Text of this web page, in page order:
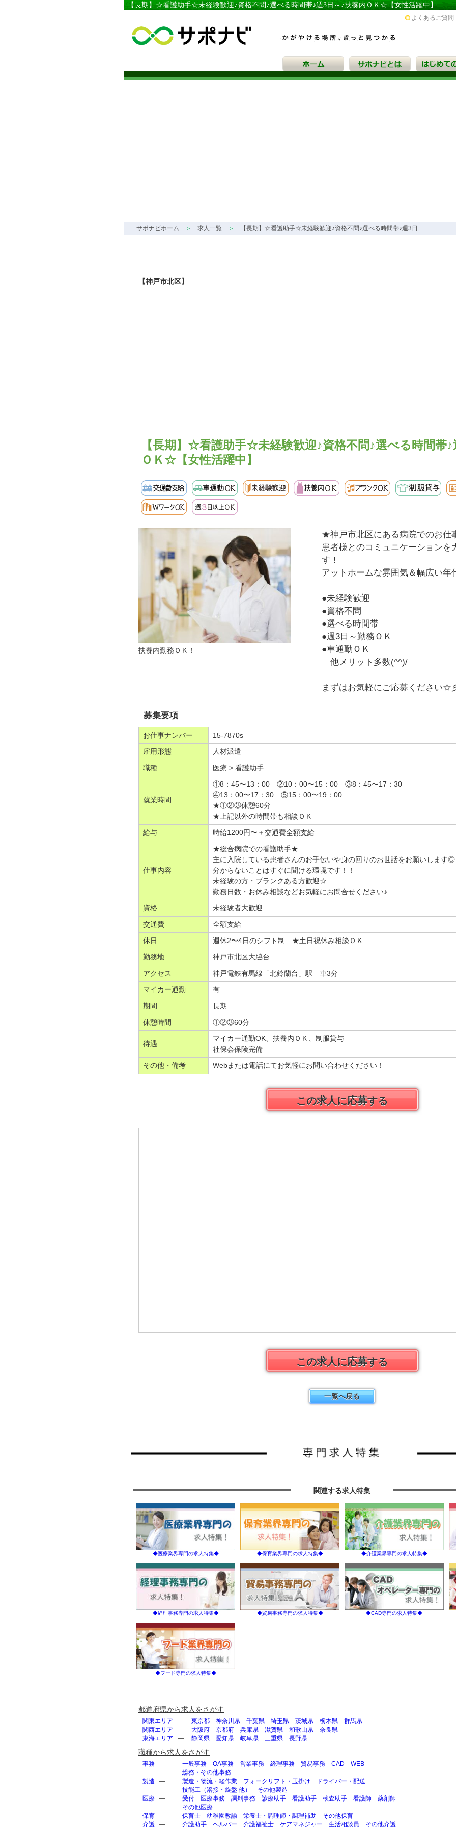
【長期】☆看護助手☆未経験歓迎♪資格不問♪選べる時間帯♪週3日～♪扶養内ＯＫ☆【女性活躍中】
よくあるご質問
サポナビホーム 求人一覧 【長期】☆看護助手☆未経験歓迎♪資格不問♪選べる時間帯♪週3日…
【神戸市北区】
【長期】☆看護助手☆未経験歓迎♪資格不問♪選べる時間帯
ＯＫ☆【女性活躍中】
扶養内勤務ＯＫ！
★神戸市北区にある病院でのお
患者様とのコミュニケーションを
す！
アットホームな雰囲気＆幅広い年
●未経験歓迎
●資格不問
●選べる時間帯
●週3日～勤務ＯＫ
●車通勤ＯＫ
他メリット多数(^^)/
まずはお気軽にご応募ください☆
募集要項
お仕事ナンバー
15-7870s
雇用形態
人材派遣
職種
医療 > 看護助手
就業時間
①8：45〜13：00 ②10：00〜15：00 ③8：45〜17：30
④13：00〜17：30 ⑤15：00〜19：00
★①②③休憩60分
★上記以外の時間帯も相談ＯＫ
給与
時給1200円〜＋交通費全額支給
仕事内容
★総合病院での看護助手★
主に入院している患者さんのお手伝いや身の回りのお世話をお願いします◎
分からないことはすぐに聞ける環境です！！
未経験の方・ブランクある方歓迎☆
勤務日数・お休み相談などお気軽にお問合せください♪
資格
未経験者大歓迎
交通費
全額支給
休日
週休2〜4日のシフト制 ★土日祝休み相談ＯＫ
勤務地
神戸市北区大脇台
アクセス
神戸電鉄有馬線「北鈴蘭台」駅 車3分
マイカー通勤
有
期間
長期
休憩時間
①②③60分
待遇
マイカー通勤OK、扶養内ＯＫ、制服貸与
社保会保険完備
その他・備考
Webまたは電話にてお気軽にお問い合わせください！
この求人に応募する
この求人に応募する
一覧へ戻る
関連する求人特集
◆医療業界専門の求人特集◆ ◆保育業界専門の求人特集◆ ◆介護業界専門の求人特集◆
◆経理事務専門の求人特集◆ ◆貿易事務専門の求人特集◆ ◆CAD専門の求人特集◆
◆フード専門の求人特集◆
都道府県から求人をさがす
関東エリア — 東京都 神奈川県 千葉県 埼玉県 茨城県 栃木県
群馬県
関西エリア — 大阪府 京都府 兵庫県 滋賀県 和歌山県
奈良県
東海エリア — 静岡県 愛知県 岐阜県 三重県 長野県
職種から求人をさがす
事務 — 一般事務 OA事務 営業事務 経理事務 貿易事務 CAD
WEB
総務・その他事務
製造 — 製造・物流・軽作業 フォークリフト・玉掛け
ドライバー・配送
技能工（溶接・旋盤 他）
その他製造
医療 — 受付 医療事務 調剤事務 診療助手 看護助手 検査助手 看護師
薬剤師
その他医療
保育 — 保育士 幼稚園教諭 栄養士・調理師・調理補助
その他保育
介護 — 介護助手 ヘルパー 介護福祉士 ケアマネジャー 生活相談員 その他介護